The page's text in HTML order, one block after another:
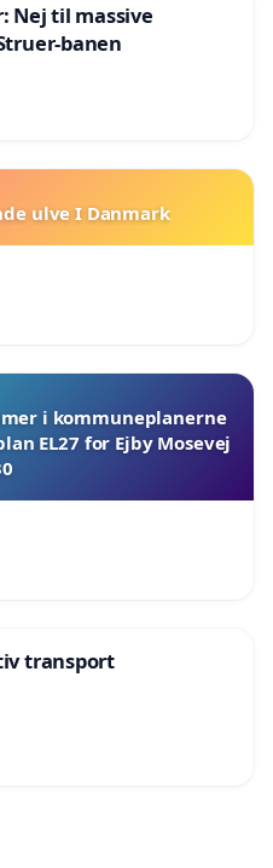
Nej til massive
banen
ulve I Danmark
i kommuneplanerne
EL27 for Ejby Mosevej
transport